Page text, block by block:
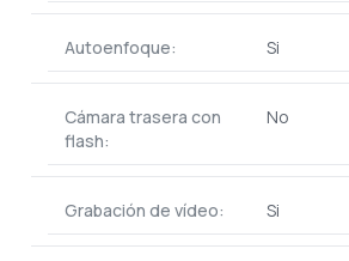
Autoenfoque: Si
Cámara trasera con
flash:
No
Grabación de vídeo: Si